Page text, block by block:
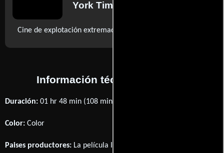
York Times
Cine de explotación extremadamente eficiente
Información técnica y general
Duración: 01 hr 48 min (108 minutos) .
Color: Color
Paises productores: La película I Spit on Your Grave fué